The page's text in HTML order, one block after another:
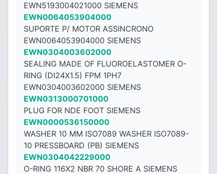
EWN5193004021000 SIEMENS
EWN0064053904000
SUPORTE P/ MOTOR ASSINCRONO
EWN0064053904000 SIEMENS
EWN0304003602000
SEALING MADE OF FLUOROELASTOMER O-
RING (DI24X1.5) FPM 1PH7
EWN0304003602000 SIEMENS
EWN0313000701000
PLUG FOR NDE FOOT SIEMENS
EWN0000536150000
WASHER 10 MM ISO7089 WASHER ISO7089-
10 PRESSBOARD (PB) SIEMENS
EWN0304042229000
O-RING 116X2 NBR 70 SHORE A SIEMENS